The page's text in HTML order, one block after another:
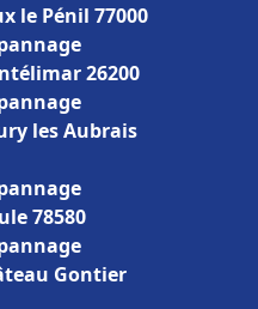
le Pénil 77000
26200
les Aubrais
78580
Gontier